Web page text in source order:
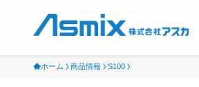
ホーム 商品情報 S100